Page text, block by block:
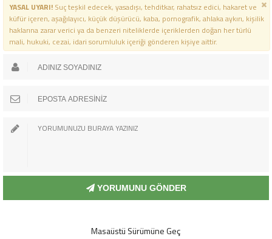
YASAL UYARI!Suç teşkil edecek, yasadışı, tehditkar, rahatsız edici, hakaret ve
küfür içeren, aşağılayıcı, küçük düşürücü, kaba, pornografik, ahlaka aykırı, kişilik
haklarına zarar verici ya da benzeri niteliklerde içeriklerden doğan her türlü
mali, hukuki, cezai, idari sorumluluk içeriği gönderen kişiye aittir.
YORUMUNU GÖNDER
Masaüstü Sürümüne Geç